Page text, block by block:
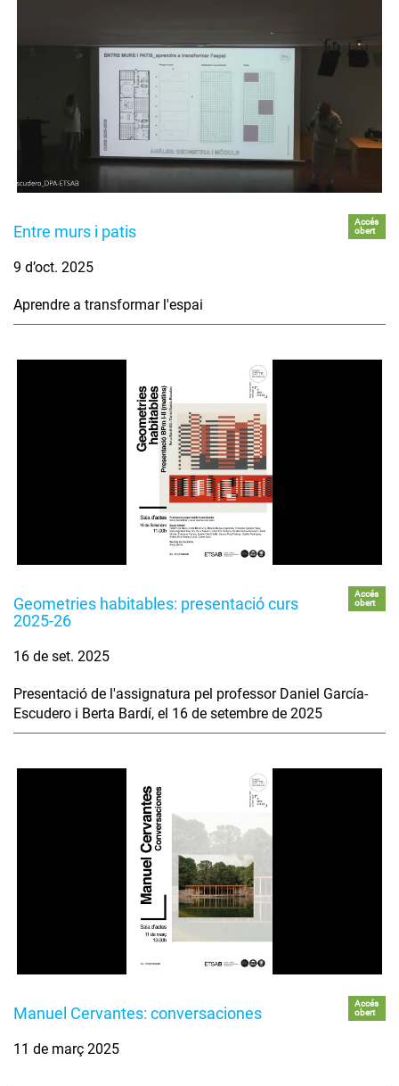
Entre murs i patis
Accés
obert
9 d’oct. 2025
Aprendre a transformar l'espai
Geometries habitables: presentació curs
2025-26
Accés
obert
16 de set. 2025
Presentació de l'assignatura pel professor Daniel García-
Escudero i Berta Bardí, el 16 de setembre de 2025
Manuel Cervantes: conversaciones
Accés
obert
11 de març 2025